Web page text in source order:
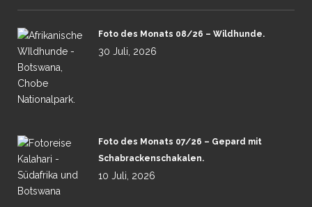
Foto des Monats 08/26 – Wildhunde.
30 Juli, 2026
Foto des Monats 07/26 – Gepard mit
Schabrackenschakalen.
10 Juli, 2026